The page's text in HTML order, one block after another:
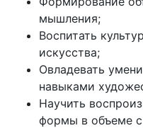
мышления;
Воспитать
искусства;
Овладевать
навыками
Научить
формы в объеме